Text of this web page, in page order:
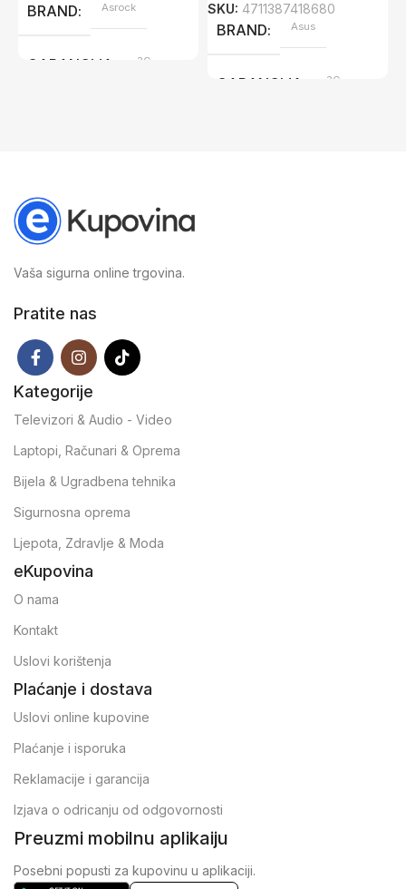
BRAND Asrock
GARANCIJA 3G
SKU: 4711387418680
BRAND Asus
GARANCIJA 3G
Vaša sigurna online trgovina.
Pratite nas
Kategorije
Televizori & Audio - Video
Laptopi, Računari & Oprema
Bijela & Ugradbena tehnika
Sigurnosna oprema
Ljepota, Zdravlje & Moda
eKupovina
O nama
Kontakt
Uslovi korištenja
Plaćanje i dostava
Uslovi online kupovine
Plaćanje i isporuka
Reklamacije i garancija
Izjava o odricanju od odgovornosti
Preuzmi mobilnu aplikaiju
Posebni popusti za kupovinu u aplikaciji.